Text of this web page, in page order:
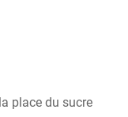
place du sucre